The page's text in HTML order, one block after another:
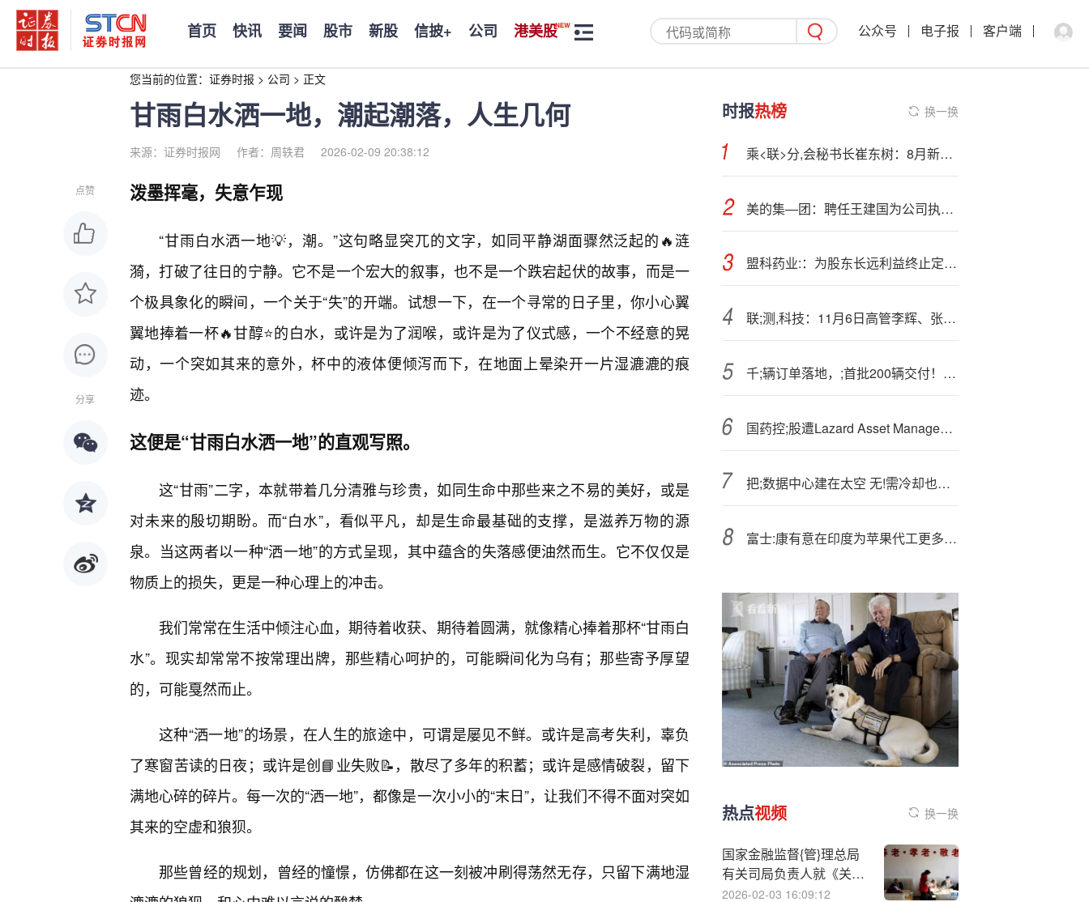
首页 快讯 要闻 股市 新股 信披+ 公司 港美股 公众号 电子报 客户端
您当前的位置： 证券时报 > 公司 > 正文
甘雨白水洒一地，潮起潮落，人生几何
来源：证券时报网 作者：周轶君 2026-02-09 20:38:12
点赞
分享
泼墨挥毫，失意乍现
“甘雨白水洒一地💡，潮。”这句略显突兀的文字，如同平静湖面骤然泛起的🔥涟
漪，打破了往日的宁静。它不是一个宏大的叙事，也不是一个跌宕起伏的故事，而是一
个极具象化的瞬间，一个关于“失”的开端。试想一下，在一个寻常的日子里，你小心翼
翼地捧着一杯🔥甘醇⭐的白水，或许是为了润喉，或许是为了仪式感，一个不经意的晃
动，一个突如其来的意外，杯中的液体便倾泻而下，在地面上晕染开一片湿漉漉的痕
迹。
这便是“甘雨白水洒一地”的直观写照。
这“甘雨”二字，本就带着几分清雅与珍贵，如同生命中那些来之不易的美好，或是
对未来的殷切期盼。而“白水”，看似平凡，却是生命最基础的支撑，是滋养万物的源
泉。当这两者以一种“洒一地”的方式呈现，其中蕴含的失落感便油然而生。它不仅仅是
物质上的损失，更是一种心理上的冲击。
我们常常在生活中倾注心血，期待着收获、期待着圆满，就像精心捧着那杯“甘雨白
水”。现实却常常不按常理出牌，那些精心呵护的，可能瞬间化为乌有；那些寄予厚望
的，可能戛然而止。
这种“洒一地”的场景，在人生的旅途中，可谓是屡见不鲜。或许是高考失利，辜负
了寒窗苦读的日夜；或许是创📘业失败📝，散尽了多年的积蓄；或许是感情破裂，留下
满地心碎的碎片。每一次的“洒一地”，都像是一次小小的“末日”，让我们不得不面对突如
其来的空虚和狼狈。
那些曾经的规划，曾经的憧憬，仿佛都在这一刻被冲刷得荡然无存，只留下满地湿
时报热榜 换一换
乘<联>分,会秘书长崔东树：8月新能源商用车渗透率达30%
美的集—团：聘任王建国为公司执行总裁，拟每10股派5元
盟科药业:：为股东长远利益终止定增，未来仍将以多种渠道开展融资
联;测,科技：11月6日高管李辉、张辉减持股份合计6万股
千;辆订单落地，;首批200辆交付！福田风景T7以实力开启绿色物流新程
国药控;股遭Lazard Asset Management LLC减持54.64万股 每股均价18.48港元
把;数据中心建在太空 无!需冷却也不缺能源 马斯克重大宣布：我们能做到！中国企业也传来好消息
富士:康有意在印度为苹果代工更多AirPods 消息称月产能将翻番
热点视频 换一换
国家金融监督{管}理总局
有关司局负责人就《关于
促进养老理财业务持续健
2026-02-03 16:09:12